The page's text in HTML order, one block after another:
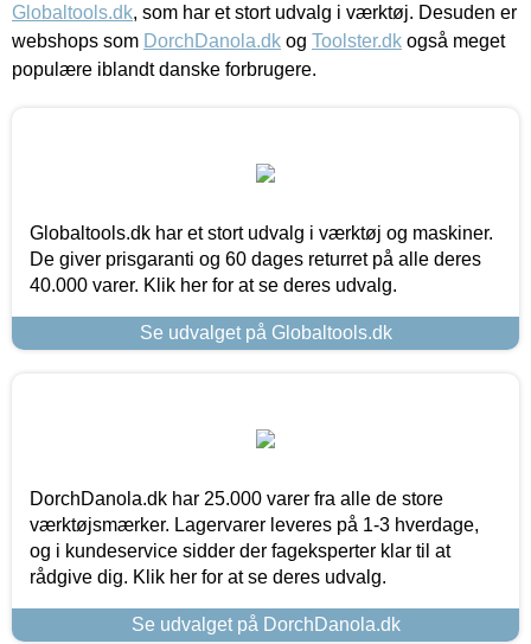
Globaltools.dk, som har et stort udvalg i værktøj. Desuden er
webshops som DorchDanola.dk og Toolster.dk også meget
populære iblandt danske forbrugere.
Globaltools.dk har et stort udvalg i værktøj og maskiner.
De giver prisgaranti og 60 dages returret på alle deres
40.000 varer. Klik her for at se deres udvalg.
Se udvalget på Globaltools.dk
DorchDanola.dk har 25.000 varer fra alle de store
værktøjsmærker. Lagervarer leveres på 1-3 hverdage,
og i kundeservice sidder der fageksperter klar til at
rådgive dig. Klik her for at se deres udvalg.
Se udvalget på DorchDanola.dk